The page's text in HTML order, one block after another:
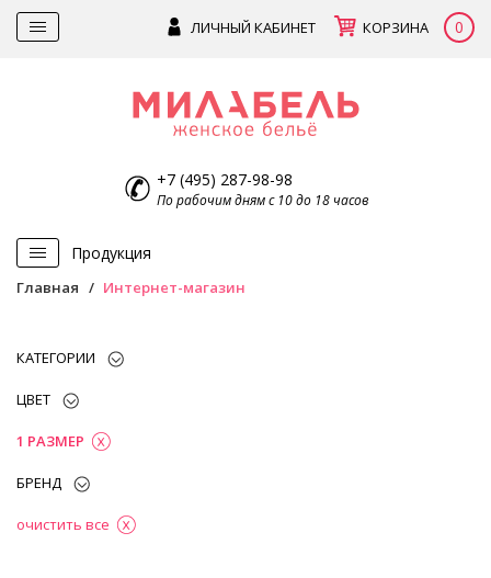
ЛИЧНЫЙ КАБИНЕТ КОРЗИНА 0
+7 (495) 287-98-98
По рабочим дням с 10 до 18 часов
Продукция
Главная Интернет-магазин
КАТЕГОРИИ
ЦВЕТ
1 РАЗМЕР
БРЕНД
очистить все